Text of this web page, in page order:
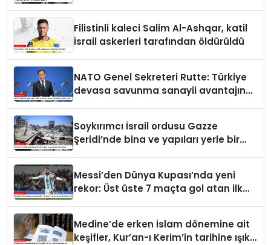
Filistinli kaleci Salim Al-Ashqar, katil
İsrail askerleri tarafından öldürüldü
NATO Genel Sekreteri Rutte: Türkiye
devasa savunma sanayii avantajına
Soykırımcı İsrail ordusu Gazze
Şeridi’nde bina ve yapıları yerle bir
Messi’den Dünya Kupası’nda yeni
rekor: Üst üste 7 maçta gol atan ilk
Medine’de erken İslam dönemine ait
keşifler, Kur’an-ı Kerim’in tarihine ışık